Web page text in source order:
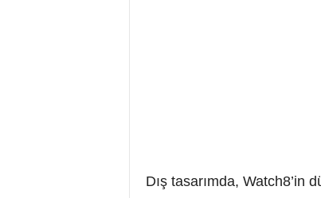
Dış tasarımda, Watch8’in